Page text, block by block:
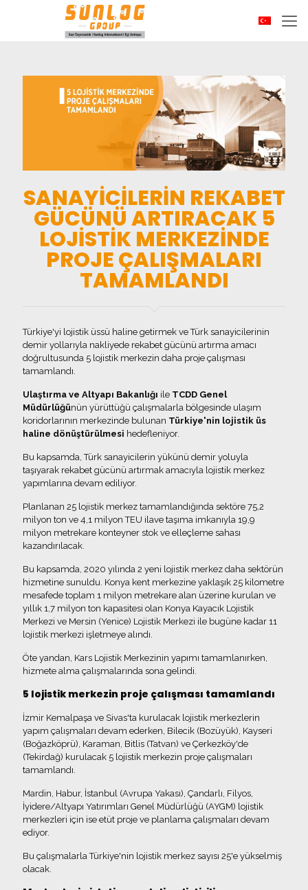
SANAYİCİLERİN REKABET
GÜCÜNÜ ARTIRACAK 5
LOJİSTİK MERKEZİNDE
PROJE ÇALIŞMALARI
TAMAMLANDI
Türkiye'yi lojistik üssü haline getirmek ve Türk sanayicilerinin
demir yollarıyla nakliyede rekabet gücünü artırma amacı
doğrultusunda 5 lojistik merkezin daha proje çalışması
tamamlandı.
Ulaştırma ve Altyapı Bakanlığı ile TCDD Genel
Müdürlüğünün yürüttüğü çalışmalarla bölgesinde ulaşım
koridorlarının merkezinde bulunan Türkiye'nin lojistik üs
haline dönüştürülmesi hedefleniyor.
Bu kapsamda, Türk sanayicilerin yükünü demir yoluyla
taşıyarak rekabet gücünü artırmak amacıyla lojistik merkez
yapımlarına devam ediliyor.
Planlanan 25 lojistik merkez tamamlandığında sektöre 75,2
milyon ton ve 4,1 milyon TEU ilave taşıma imkanıyla 19,9
milyon metrekare konteyner stok ve elleçleme sahası
kazandırılacak.
Bu kapsamda, 2020 yılında 2 yeni lojistik merkez daha sektörün
hizmetine sunuldu. Konya kent merkezine yaklaşık 25 kilometre
mesafede toplam 1 milyon metrekare alan üzerine kurulan ve
yıllık 1,7 milyon ton kapasitesi olan Konya Kayacık Lojistik
Merkezi ve Mersin (Yenice) Lojistik Merkezi ile bugüne kadar 11
lojistik merkezi işletmeye alındı.
Öte yandan, Kars Lojistik Merkezinin yapımı tamamlanırken,
hizmete alma çalışmalarında sona gelindi.
5 lojistik merkezin proje çalışması tamamlandı
İzmir Kemalpaşa ve Sivas'ta kurulacak lojistik merkezlerin
yapım çalışmaları devam ederken, Bilecik (Bozüyük), Kayseri
(Boğazköprü), Karaman, Bitlis (Tatvan) ve Çerkezköy'de
(Tekirdağ) kurulacak 5 lojistik merkezin proje çalışmaları
tamamlandı.
Mardin, Habur, İstanbul (Avrupa Yakası), Çandarlı, Filyos,
İyidere/Altyapı Yatırımları Genel Müdürlüğü (AYGM) lojistik
merkezleri için ise etüt proje ve planlama çalışmaları devam
ediyor.
Bu çalışmalarla Türkiye'nin lojistik merkez sayısı 25'e yükselmiş
olacak.